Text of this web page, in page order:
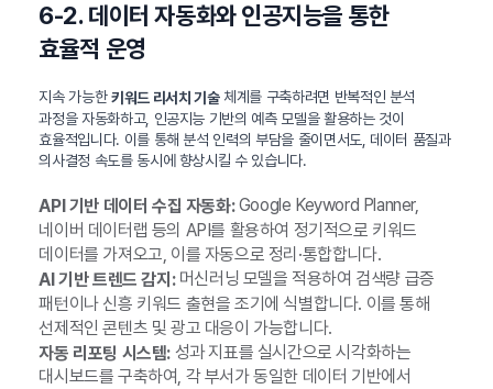
6-2. 데이터 자동화와 인공지능을 통한
효율적 운영
지속 가능한키워드 리서치 기술체계를 구축하려면 반복적인 분석
과정을 자동화하고, 인공지능 기반의 예측 모델을 활용하는 것이
효율적입니다. 이를 통해 분석 인력의 부담을 줄이면서도, 데이터 품질과
의사결정 속도를 동시에 향상시킬 수 있습니다.
API 기반 데이터 수집 자동화:Google Keyword Planner,
네이버 데이터랩 등의 API를 활용하여 정기적으로 키워드
데이터를 가져오고, 이를 자동으로 정리·통합합니다.
AI 기반 트렌드 감지:머신러닝 모델을 적용하여 검색량 급증
패턴이나 신흥 키워드 출현을 조기에 식별합니다. 이를 통해
선제적인 콘텐츠 및 광고 대응이 가능합니다.
자동 리포팅 시스템:성과 지표를 실시간으로 시각화하는
대시보드를 구축하여, 각 부서가 동일한 데이터 기반에서